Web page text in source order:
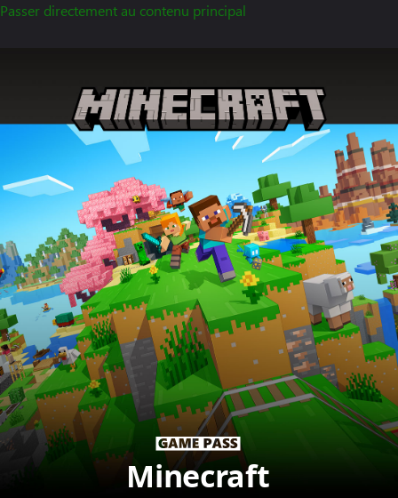
Passer directement au contenu principal
Minecraft